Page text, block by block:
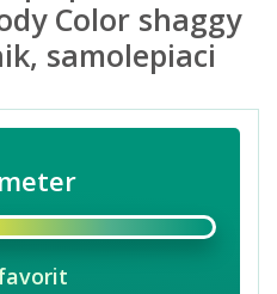
Color shaggy
samolepiaci